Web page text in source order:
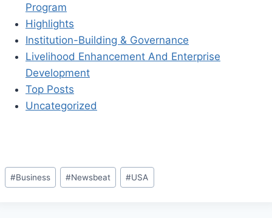
Program
Highlights
Institution-Building & Governance
Livelihood Enhancement And Enterprise
Development
Top Posts
Uncategorized
Post
Tags:
#Business #Newsbeat #USA